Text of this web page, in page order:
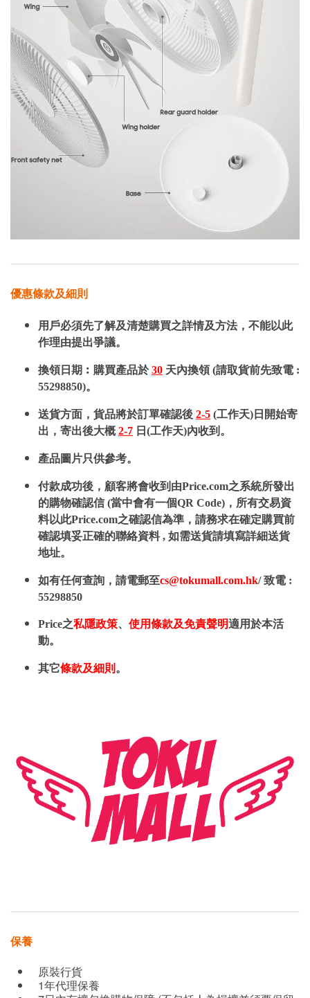
優惠條款及細則
用戶必須先了解及清楚購買之詳情及方法，不能以此
作理由提出爭議。
換領日期︰購買產品於30 天內換領 (請取貨前先致電 :
55298850)。
送貨方面，貨品將於訂單確認後 2-5 (工作天)日開始寄
出，寄出後大概2-7 日(工作天)內收到。
產品圖片只供參考。
付款成功後，顧客將會收到由Price.com之系統所發出
的購物確認信 (當中會有一個QR Code)，所有交易資
料以此Price.com之確認信為準，請務求在確定購買前
確認填妥正確的聯絡資料 , 如需送貨請填寫詳細送貨
地址。
如有任何查詢，請電郵至cs@tokumall.com.hk/ 致電 :
55298850
Price之私隱政策、 使用條款及免責聲明適用於本活
動。
其它條款及細則 。
保養
原裝行貨
1年代理保養